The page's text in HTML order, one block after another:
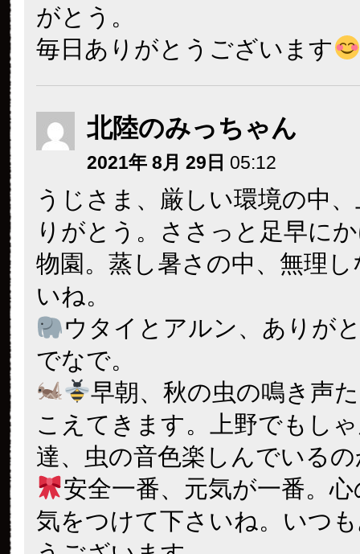
がとう。
毎日ありがとうございます
北陸のみっちゃん
2021年 8月 29日 05:12
うじさま、厳しい環境の中
りがとう。ささっと足早に
物園。蒸し暑さの中、無理
いね。
ウタイとアルン、ありが
でなで。
早朝、秋の虫の鳴き声
こえてきます。上野でもし
達、虫の音色楽しんでいる
安全一番、元気が一番。
気をつけて下さいね。いつ